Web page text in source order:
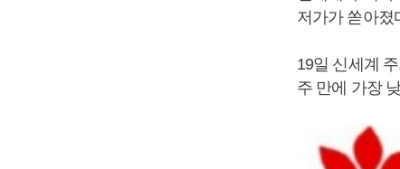
저가가 쏟아졌
19일 신세계
주 만에 가장